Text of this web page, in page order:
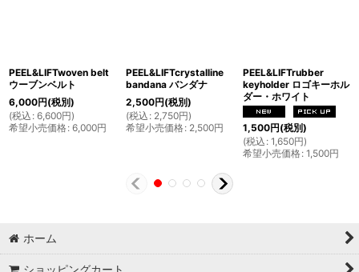
PEEL&LIFTwoven belt
ウーブンベルト
6,000円(税別)
(税込 : 6,600円)
希望小売価格: 6,000円
PEEL&LIFTcrystalline
bandana バンダナ
2,500円(税別)
(税込 : 2,750円)
希望小売価格: 2,500円
PEEL&LIFTrubber
keyholder ロゴキーホル
ダー・ホワイト
1,500円(税別)
(税込 : 1,650円)
希望小売価格: 1,500円
ホーム